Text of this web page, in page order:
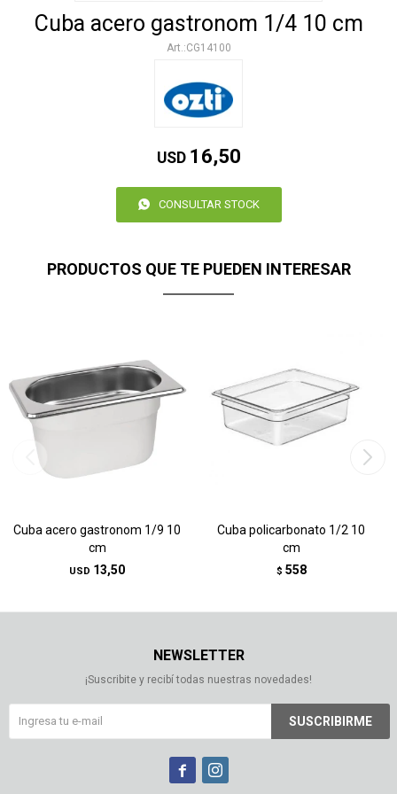
Cuba acero gastronom 1/4 10 cm
CG14100
USD 16,50
CONSULTAR STOCK
PRODUCTOS QUE TE PUEDEN INTERESAR
Cuba acero gastronom 1/9 10
cm
USD 13,50
Cuba policarbonato 1/2 10
cm
$ 558
NEWSLETTER
¡Suscribite y recibí todas nuestras novedades!
SUSCRIBIRME
 